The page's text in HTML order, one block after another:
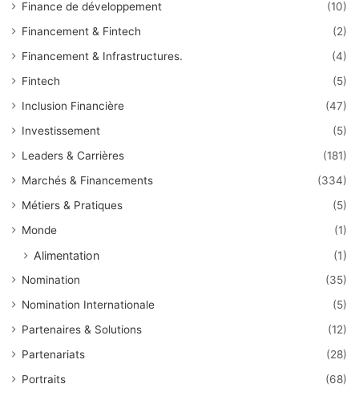
Finance de développement
(10)
Financement & Fintech
(2)
Financement & Infrastructures.
(4)
Fintech
(5)
Inclusion Financière
(47)
Investissement
(5)
Leaders & Carrières
(181)
Marchés & Financements
(334)
Métiers & Pratiques
(5)
Monde
(1)
Alimentation (1)
Nomination
(35)
Nomination Internationale
(5)
Partenaires & Solutions
(12)
Partenariats
(28)
Portraits
(68)